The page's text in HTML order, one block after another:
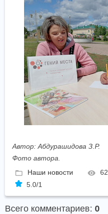
Автор: Абдурашидова З.Р.
Фото автора.
Наши новости
62
5.0/1
Всего комментариев: 0